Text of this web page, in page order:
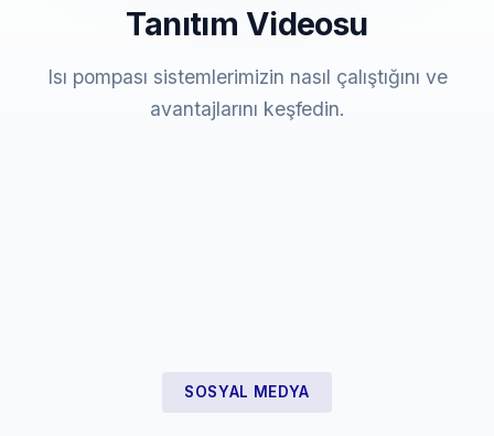
Tanıtım Videosu
Isı pompası sistemlerimizin nasıl çalıştığını ve
avantajlarını keşfedin.
SOSYAL MEDYA